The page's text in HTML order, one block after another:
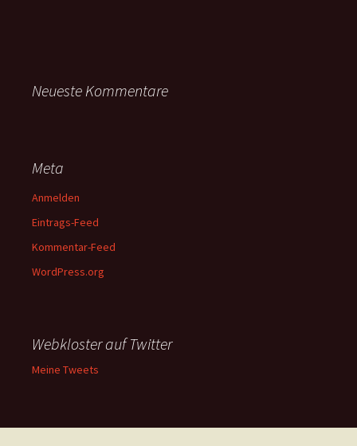
Neueste Kommentare
Meta
Anmelden
Eintrags-Feed
Kommentar-Feed
WordPress.org
Webkloster auf Twitter
Meine Tweets